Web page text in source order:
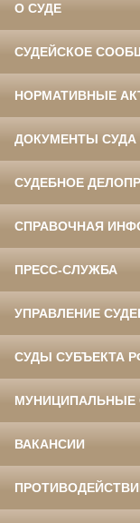
О СУДЕ
СУДЕЙСКОЕ
НОРМАТИВНЫЕ
ДОКУМЕНТЫ СУДА
СУДЕБНОЕ
СПРАВОЧНАЯ
ПРЕСС-СЛУЖБА
УПРАВЛЕНИЕ
СУДЫ СУБЪЕКТА
МУНИЦИПАЛЬНЫЕ
ВАКАНСИИ